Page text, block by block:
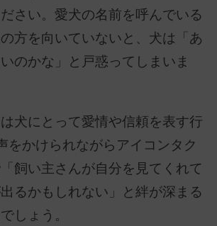
さい。愛犬の名前を呼んでいる
方を向いていないと、犬は「あ
のかな」と戸惑ってしまいま
犬にとって愛情や信頼を表す行
をかけられながらアイコンタク
飼い主さんが自分を見てくれて
るかもしれない」と絆が深まる
しょう。